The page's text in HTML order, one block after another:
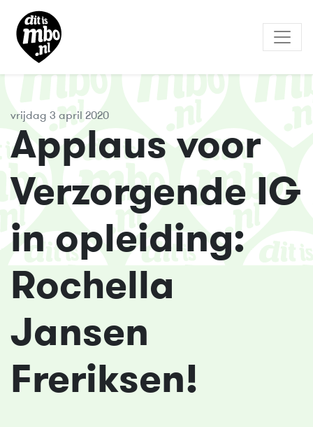
vrijdag 3 april 2020
Applaus voor
Verzorgende IG
in opleiding:
Rochella
Jansen
Freriksen!